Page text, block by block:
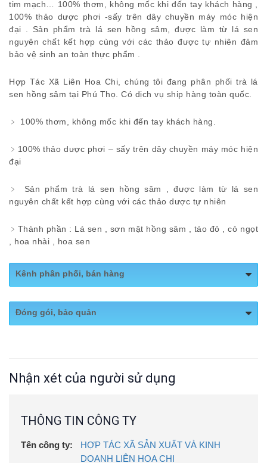
tim mạch… 100% thơm, không mốc khi đến tay khách hàng ,
100% thảo dược phơi -sấy trên dây chuyền máy móc hiện
đại . Sản phẩm trà lá sen hồng sâm, được làm từ lá sen
nguyên chất kết hợp cùng với các thảo được tự nhiên đảm
bảo vệ sinh an toàn thực phẩm .
Hợp Tác Xã Liên Hoa Chi, chúng tôi đang phân phối trà lá
sen hồng sâm tại Phú Thọ. Có dịch vụ ship hàng toàn quốc.
﹥ 100% thơm, không mốc khi đến tay khách hàng.
﹥100% thảo dược phơi – sấy trên dây chuyền máy móc hiện
đại
﹥ Sản phẩm trà lá sen hồng sâm , được làm từ lá sen
nguyên chất kết hợp cùng với các thảo dược tự nhiên
﹥Thành phần : Lá sen , sơn mật hồng sâm , táo đỏ , cỏ ngọt
, hoa nhài , hoa sen
Kênh phân phối, bán hàng
Website:
lienhoachi.vn
Fanpage:
https://www.facebook.com/tralasenhongsam
Đóng gói, bảo quản
Nhận xét của người sử dụng
THÔNG TIN CÔNG TY
Tên công ty:
HỢP TÁC XÃ SẢN XUẤT VÀ KINH
DOANH LIÊN HOA CHI